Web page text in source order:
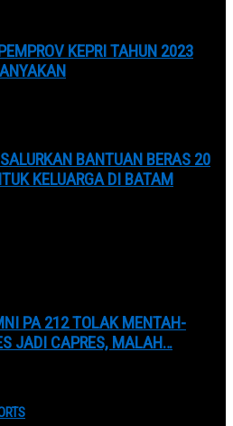
KEPRI TAHUN 2023
BANTUAN BERAS 20
KELUARGA DI BATAM
PA 212 TOLAK MENTAH-
JADI CAPRES, MALAH…